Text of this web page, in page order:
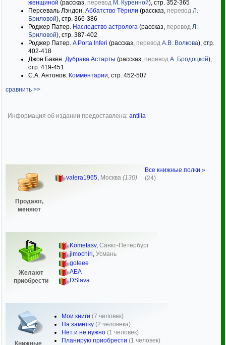
женщиной (рассказ, перевод М. Куренной), стр. 352-365
Персеваль Лэндон. Аббатство Тёрнли (рассказ, перевод Л.
Бриловой), стр. 366-386
Роджер Патер. Наследство астролога (рассказ, перевод Л.
Бриловой), стр. 387-402
Роджер Патер. A Porta Inferi (рассказ, перевод А.В. Волкова), стр.
402-418
Джон Бакен. Дубрава Астарты (рассказ, перевод А. Бродоцкой),
стр. 419-451
С.А. Антонов. Комментарии, стр. 452-507
сравнить >>
Информация об издании предоставлена: antilia
Продают,
меняют
valera1965, Москва (130)
Желают
приобрести
Kometasv, Санкт-Петербург
jimochiri, Усмань
goteee
AEA
DSlava
Книжные
Мои книги (7 человек)
На заметку (2 человека)
Нет и не нужно (1 человек)
Планирую приобрести (1 человек)
Все книжные полки »
(24)